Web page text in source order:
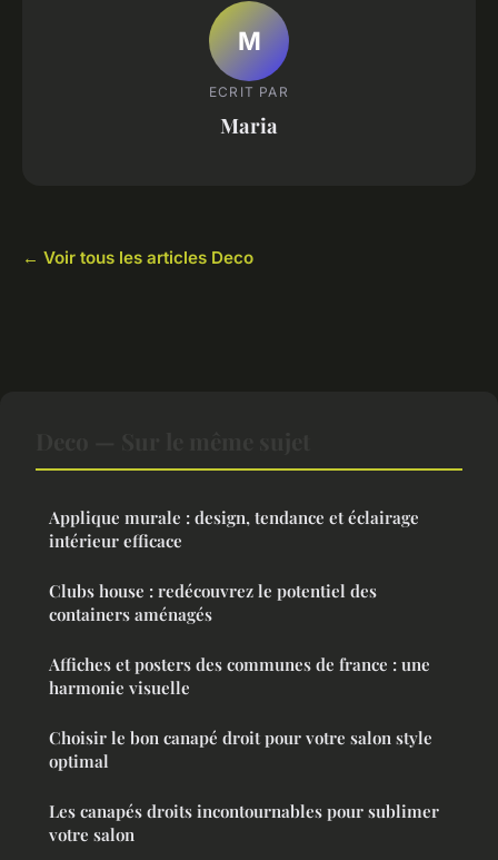
M
ECRIT PAR
Maria
← Voir tous les articles Deco
Applique murale : design, tendance et éclairage
intérieur efficace
Clubs house : redécouvrez le potentiel des
containers aménagés
Affiches et posters des communes de france : une
harmonie visuelle
Choisir le bon canapé droit pour votre salon style
optimal
Les canapés droits incontournables pour sublimer
votre salon